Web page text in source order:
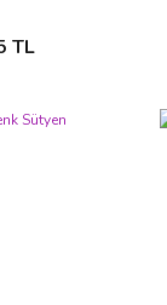
TL
Ekle